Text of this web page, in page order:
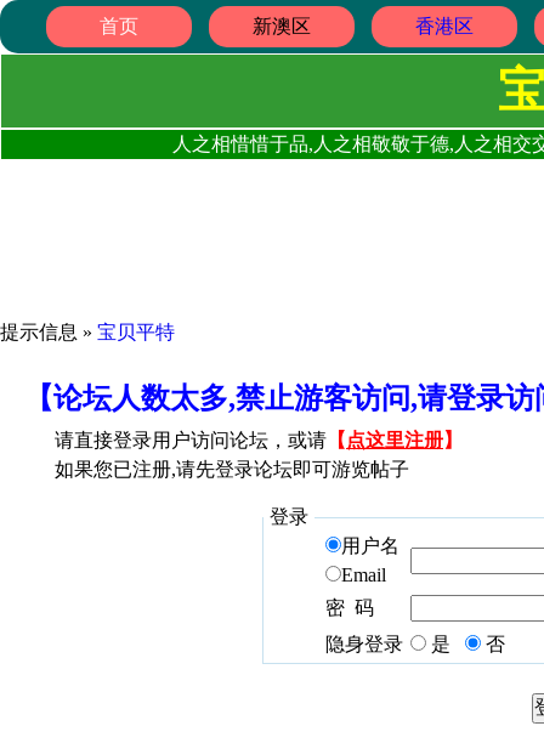
首页 新澳区 香港区
人之相惜惜于品,人之相敬敬于德,人之相
提示信息 » 宝贝平特
【论坛人数太多,禁止游客访问,请登录
请直接登录用户访问论坛，或请 【 点这里注册】
如果您已注册,请先登录论坛即可游览帖子
登录
用户名
Email
密 码
隐身登录
是 否